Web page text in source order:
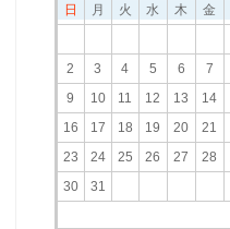
日
月 火 水 木 金
2
3 4 5 6 7
9
10 11 12 13 14
16
17 18 19 20 21
23
24 25 26 27 28
30
31